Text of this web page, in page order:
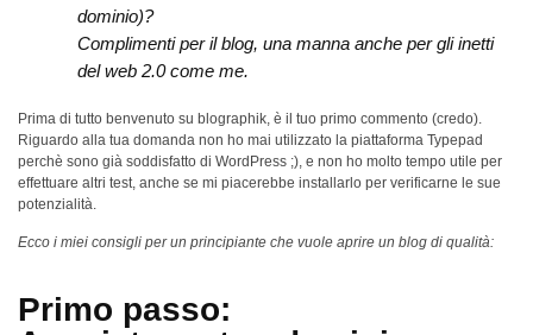
dominio)?
Complimenti per il blog, una manna anche per gli inetti
del web 2.0 come me.
Prima di tutto benvenuto su blographik, è il tuo primo commento (credo).
Riguardo alla tua domanda non ho mai utilizzato la piattaforma Typepad
perchè sono già soddisfatto di WordPress ;), e non ho molto tempo utile per
effettuare altri test, anche se mi piacerebbe installarlo per verificarne le sue
potenzialità.
Ecco i miei consigli per un principiante che vuole aprire un blog di qualità:
Primo passo: